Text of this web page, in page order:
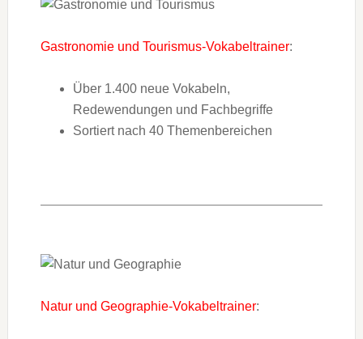
Gastronomie und Tourismus-Vokabeltrainer:
Über 1.400 neue Vokabeln,
Redewendungen und Fachbegriffe
Sortiert nach 40 Themenbereichen
Natur und Geographie-Vokabeltrainer: